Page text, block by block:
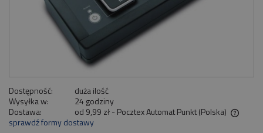
Dostępność:
duża ilość
Wysyłka w:
24 godziny
Dostawa:
od 9,99 zł - Pocztex Automat Punkt (Polska)
Cena nie zawiera ewentualnych kosztów płatności
sprawdź formy dostawy